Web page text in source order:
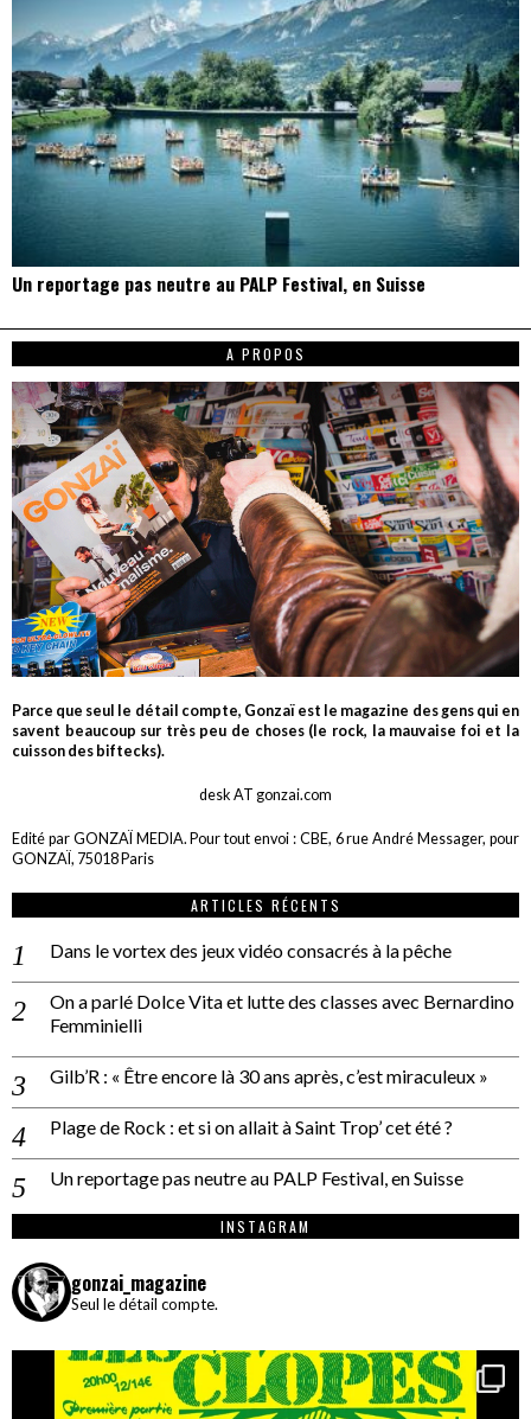
Un reportage pas neutre au PALP Festival, en Suisse
A PROPOS
Parce que seul le détail compte, Gonzaï est le magazine des gens qui en
savent beaucoup sur très peu de choses (le rock, la mauvaise foi et la
cuisson des biftecks).
desk AT gonzai.com
Edité par GONZAÏ MEDIA. Pour tout envoi : CBE, 6 rue André Messager, pour
GONZAÏ, 75018 Paris
ARTICLES RÉCENTS
Dans le vortex des jeux vidéo consacrés à la pêche
On a parlé Dolce Vita et lutte des classes avec Bernardino
Femminielli
Gilb’R : « Être encore là 30 ans après, c’est miraculeux »
Plage de Rock : et si on allait à Saint Trop’ cet été ?
Un reportage pas neutre au PALP Festival, en Suisse
INSTAGRAM
gonzai_magazine
Seul le détail compte.